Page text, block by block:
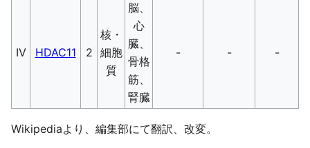
IV HDAC11 2
核・
細胞
質
脳、
心
臓、
骨格
筋、
腎臓
- - -
Wikipediaより、編集部にて翻訳、改変。